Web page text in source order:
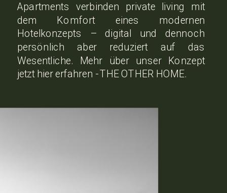
Apartments verbinden private living mit
dem Komfort eines modernen
Hotelkonzepts – digital und dennoch
persönlich aber reduziert auf das
Wesentliche. Mehr über unser Konzept
jetzt hier erfahren - THE OTHER HOME.